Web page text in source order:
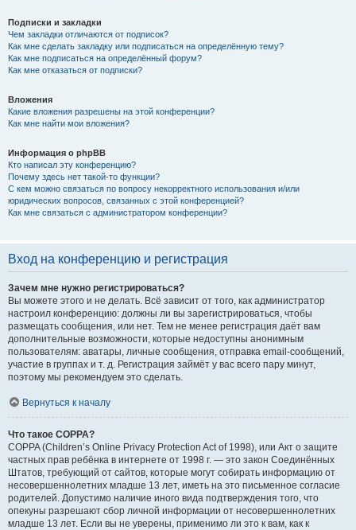
Подписки и закладки
Чем закладки отличаются от подписок?
Как мне сделать закладку или подписаться на определённую тему?
Как мне подписаться на определённый форум?
Как мне отказаться от подписки?
Вложения
Какие вложения разрешены на этой конференции?
Как мне найти мои вложения?
Информация о phpBB
Кто написал эту конференцию?
Почему здесь нет такой-то функции?
С кем можно связаться по вопросу некорректного использования и/или
юридических вопросов, связанных с этой конференцией?
Как мне связаться с администратором конференции?
Вход на конференцию и регистрация
Зачем мне нужно регистрироваться?
Вы можете этого и не делать. Всё зависит от того, как администратор
настроил конференцию: должны ли вы зарегистрироваться, чтобы
размещать сообщения, или нет. Тем не менее регистрация даёт вам
дополнительные возможности, которые недоступны анонимным
пользователям: аватары, личные сообщения, отправка email-сообщений,
участие в группах и т. д. Регистрация займёт у вас всего пару минут,
поэтому мы рекомендуем это сделать.
Вернуться к началу
Что такое COPPA?
COPPA (Children’s Online Privacy Protection Act of 1998), или Акт о защите
частных прав ребёнка в интернете от 1998 г. — это закон Соединённых
Штатов, требующий от сайтов, которые могут собирать информацию от
несовершеннолетних младше 13 лет, иметь на это письменное согласие
родителей. Допустимо наличие иного вида подтверждения того, что
опекуны разрешают сбор личной информации от несовершеннолетних
младше 13 лет. Если вы не уверены, применимо ли это к вам, как к